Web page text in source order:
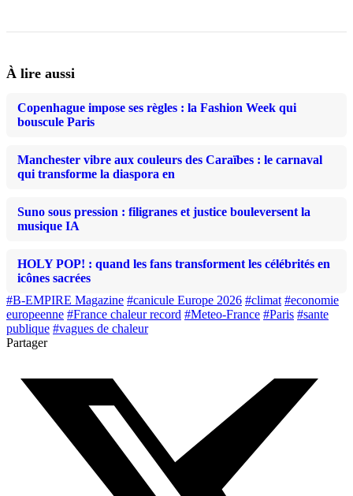
À lire aussi
Copenhague impose ses règles : la Fashion Week qui
bouscule Paris
Manchester vibre aux couleurs des Caraïbes : le carnaval
qui transforme la diaspora en
Suno sous pression : filigranes et justice bouleversent la
musique IA
HOLY POP! : quand les fans transforment les célébrités en
icônes sacrées
#B-EMPIRE Magazine #canicule Europe 2026 #climat #economie
europeenne #France chaleur record #Meteo-France #Paris #sante
publique #vagues de chaleur
Partager